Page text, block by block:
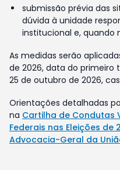
submissão prévia das
dúvida à unidade
institucional e, quando
As medidas serão
de 2026, data do primeiro
25 de outubro de 2026,
Orientações detalhadas
na Cartilha de Condutas
Federais nas Eleições
Advocacia-Geral da